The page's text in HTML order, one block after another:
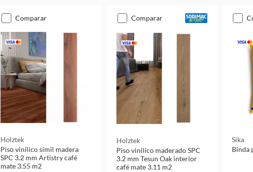
comparar
Holztek
Piso vinílico símil madera
SPC 3.2 mm Artistry café
mate 3.55 m2
comparar
Holztek
Piso vinílico maderado SPC
3.2 mm Tesun Oak interior
café mate 3.11 m2
Sika
Binda